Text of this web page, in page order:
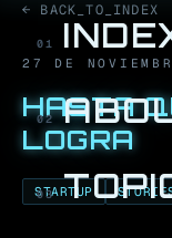
01
02
03
← BACK_TO_INDEX
27 DE
HASTA
LOGRA
STARTUP